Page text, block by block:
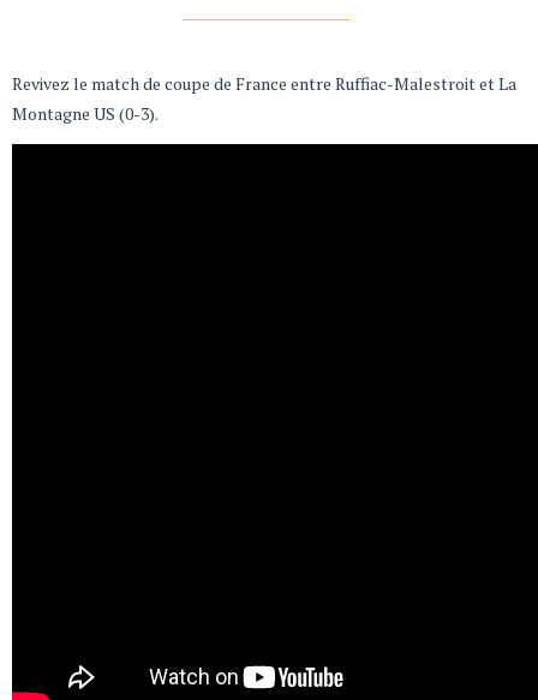
Revivez le match de coupe de France entre Ruffiac-Malestroit et La
Montagne US (0-3).